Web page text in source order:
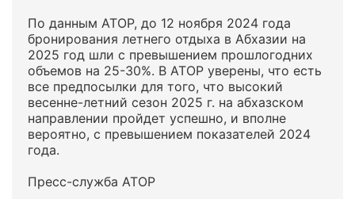
По данным АТОР, до 12 ноября 2024 года
бронирования летнего отдыха в Абхазии на
2025 год шли с превышением прошлогодних
объемов на 25-30%. В АТОР уверены, что есть
все предпосылки для того, что высокий
весенне-летний сезон 2025 г. на абхазском
направлении пройдет успешно, и вполне
вероятно, с превышением показателей 2024
года.
Пресс-служба АТОР